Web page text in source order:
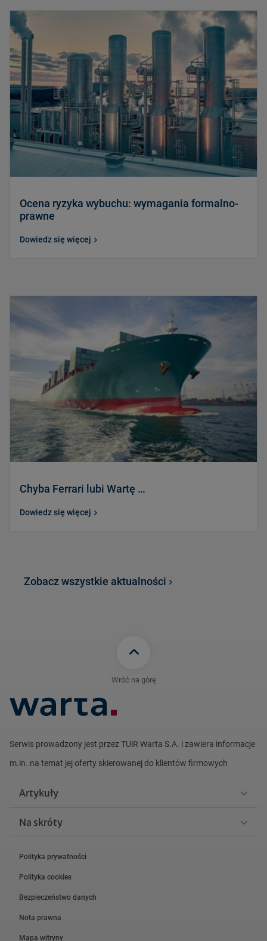
Ocena ryzyka wybuchu: wymagania formalno-
prawne
Dowiedz się więcej
Chyba Ferrari lubi Wartę …
Dowiedz się więcej
Zobacz wszystkie aktualności
Wróć na górę
Serwis prowadzony jest przez TUiR Warta S.A. i zawiera informacje
m.in. na temat jej oferty skierowanej do klientów firmowych
Artykuły
Na skróty
Polityka prywatności
Polityka cookies
Bezpieczeństwo danych
Nota prawna
Mapa witryny